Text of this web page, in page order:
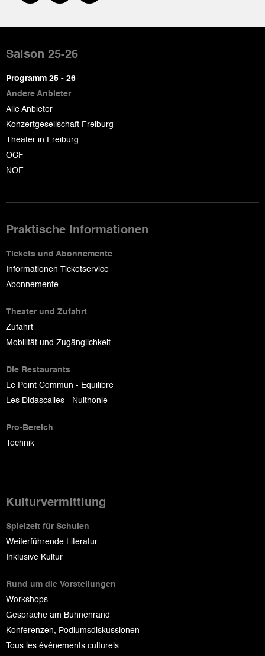
de
page
Saison 25-26
Programm 25 - 26
Andere Anbieter
Alle Anbieter
Konzertgesellschaft Freiburg
Theater in Freiburg
OCF
NOF
Praktische Informationen
Tickets und Abonnemente
Informationen Ticketservice
Abonnemente
Theater und Zufahrt
Zufahrt
Mobilität und Zugänglichkeit
Die Restaurants
Le Point Commun - Equilibre
Les Didascalies - Nuithonie
Pro-Bereich
Technik
Kulturvermittlung
Spielzeit für Schulen
Weiterführende Literatur
Inklusive Kultur
Rund um die Vorstellungen
Workshops
Gespräche am Bühnenrand
Konferenzen, Podiumsdiskussionen
Tous les événements culturels